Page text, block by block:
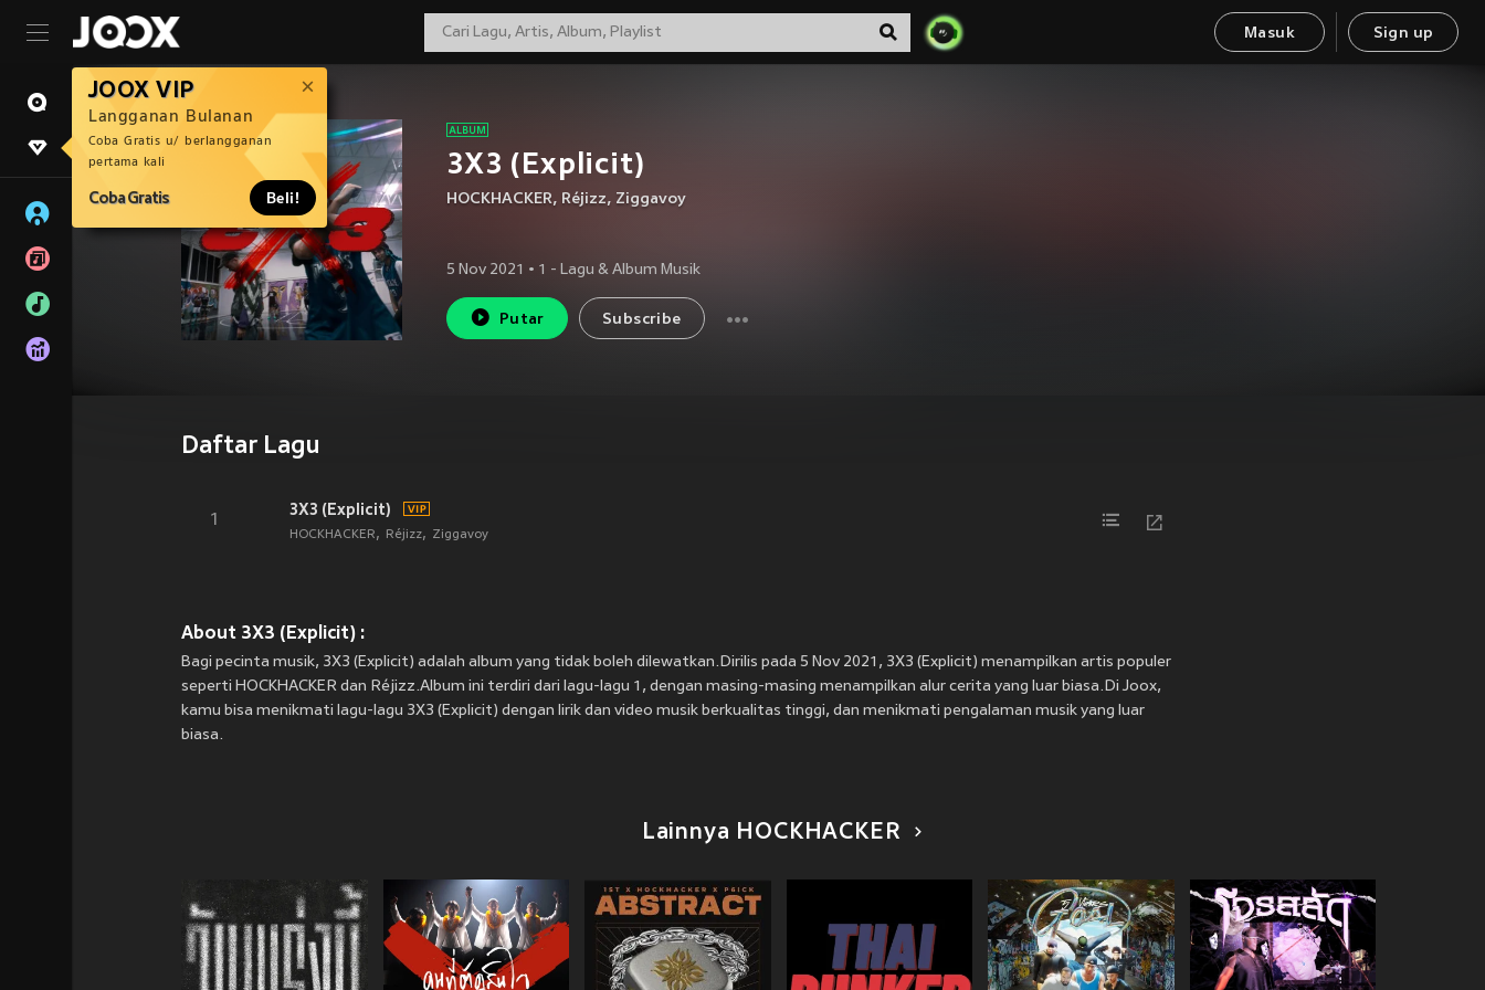
Masuk Sign up
JOOX VIP
Langganan Bulanan
Coba Gratis u/ berlangganan
pertama kali
Coba Gratis Beli!
3X3 (Explicit)
HOCKHACKER, Réjizz, Ziggavoy
5 Nov 2021 • 1 - Lagu & Album Musik
Putar Subscribe
Daftar Lagu
1
3X3 (Explicit)
HOCKHACKER Réjizz Ziggavoy
About 3X3 (Explicit) :
Bagi pecinta musik, 3X3 (Explicit) adalah album yang tidak boleh dilewatkan.Dirilis pada 5 Nov 2021, 3X3 (Explicit) menampilkan artis populer
seperti HOCKHACKER dan Réjizz.Album ini terdiri dari lagu-lagu 1, dengan masing-masing menampilkan alur cerita yang luar biasa.Di Joox,
kamu bisa menikmati lagu-lagu 3X3 (Explicit) dengan lirik dan video musik berkualitas tinggi, dan menikmati pengalaman musik yang luar
biasa.
Lainnya HOCKHACKER